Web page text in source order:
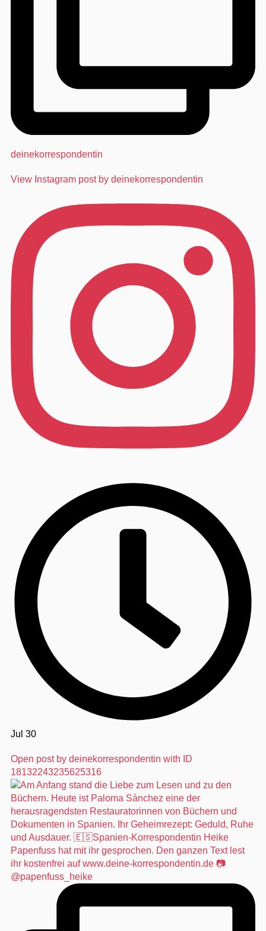
deinekorrespondentin
View Instagram post by deinekorrespondentin
Jul 30
Open post by deinekorrespondentin with ID
18132243235625316